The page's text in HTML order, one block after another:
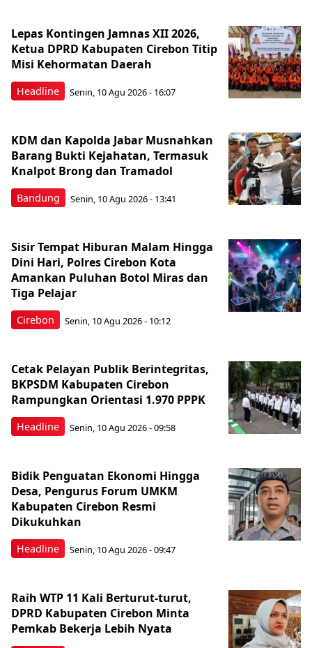
Headline
Lepas Kontingen Jamnas XII 2026,
Ketua DPRD Kabupaten Cirebon Titip
Misi Kehormatan Daerah
Senin, 10 Agu 2026 - 16:07
Bandung
KDM dan Kapolda Jabar Musnahkan
Barang Bukti Kejahatan, Termasuk
Knalpot Brong dan Tramadol
Senin, 10 Agu 2026 - 13:41
Cirebon
Sisir Tempat Hiburan Malam Hingga
Dini Hari, Polres Cirebon Kota
Amankan Puluhan Botol Miras dan
Tiga Pelajar
Senin, 10 Agu 2026 - 10:12
Headline
Cetak Pelayan Publik Berintegritas,
BKPSDM Kabupaten Cirebon
Rampungkan Orientasi 1.970 PPPK
Senin, 10 Agu 2026 - 09:58
Headline
Bidik Penguatan Ekonomi Hingga
Desa, Pengurus Forum UMKM
Kabupaten Cirebon Resmi
Dikukuhkan
Senin, 10 Agu 2026 - 09:47
Raih WTP 11 Kali Berturut-turut,
DPRD Kabupaten Cirebon Minta
Pemkab Bekerja Lebih Nyata